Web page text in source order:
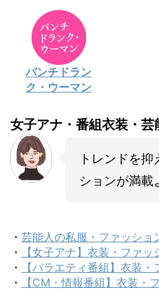
パンチドラン
ク・ウーマン
女子アナ・番組衣装・芸
トレンドを
ションが満
・ 芸能人の私服・ファッショ
・
【女子アナ】衣装・ファッ
・
【バラエティ番組】衣装・
・
【CM・情報番組】衣装・